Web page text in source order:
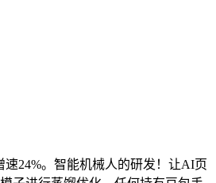
24%。智能机械人的研发！让AI页